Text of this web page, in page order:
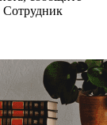
Сотрудник